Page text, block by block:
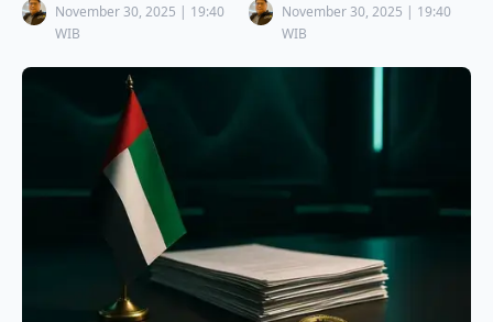
November 30, 2025 | 19:40
WIB
November 30, 2025 | 19:40
WIB